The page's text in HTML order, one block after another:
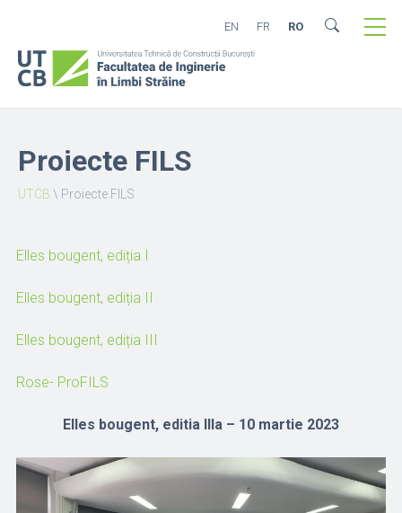
EN FR RO
Proiecte FILS
UTCB \ Proiecte FILS
Elles bougent, ediția I
Elles bougent, ediția II
Elles bougent, ediția III
Rose- ProFILS
Elles bougent, editia IIIa – 10 martie 2023